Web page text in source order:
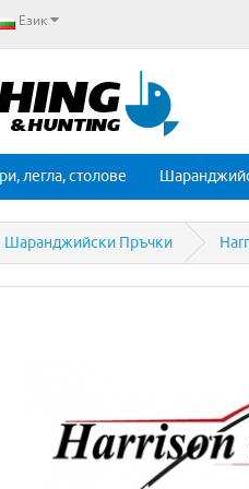
Език
легла, столове
Шаранджийски Пръчки